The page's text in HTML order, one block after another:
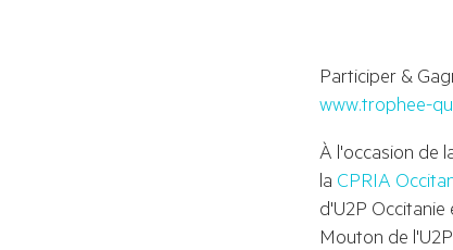
Participer &
www.trophee-
À l'occasion de
la CPRIA
d'U2P
Mouton de